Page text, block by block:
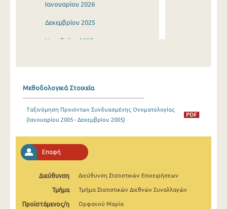
Ιανουαρίου 2026
Δεκεμβρίου 2025
Νοεμβρίου 2025
Ιουλίου 2025
Μαΐου 2025
Μαρτίου 2025
Φεβρουαρίου 2025
Μεθοδολογικά Στοιχεία
Ταξινόμηση Προιόντων Συνδυασμένης Ονοματολογίας
(Ιανουαρίου 2005 - Δεκεμβρίου 2005)
Επαφή
Διεύθυνση Διεύθυνση Στατιστικών Επιχειρήσεων
Τμήμα Τμήμα Στατιστικών Διεθνών Συναλλαγών
Προϊστάμενος/η Ορφανού Μαρία